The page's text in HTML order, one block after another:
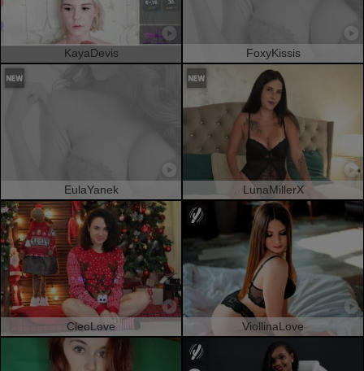
KayaDevis FoxyKissis
EulaYanek LunaMillerX
CleoLove ViollinaLove